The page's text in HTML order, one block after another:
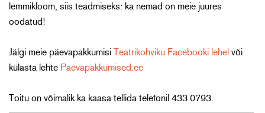
lemmikloom, siis teadmiseks: ka nemad on meie juures
oodatud!
Jälgi meie päevapakkumisi Teatrikohviku Facebooki lehel või
külasta lehte Päevapakkumised.ee
Toitu on võimalik ka kaasa tellida telefonil 433 0793.